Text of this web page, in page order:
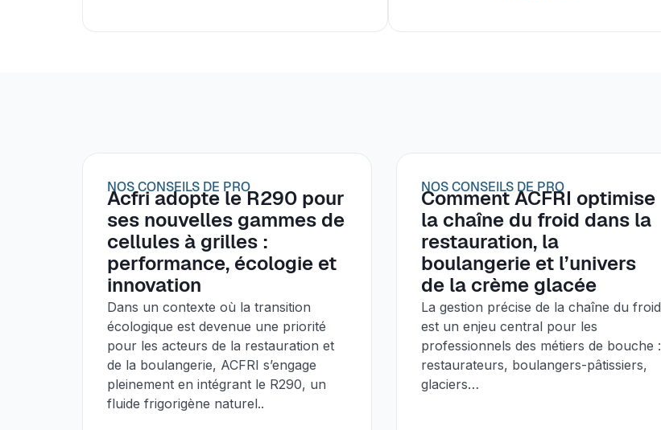
NOS CONSEILS DE PRO
Acfri adopte le R290 pour
ses nouvelles gammes de
cellules à grilles :
performance, écologie et
innovation
Dans un contexte où la transition
écologique est devenue une priorité
pour les acteurs de la restauration et
de la boulangerie, ACFRI s’engage
pleinement en intégrant le R290, un
fluide frigorigène naturel..
NOS CONSEILS DE PRO
Comment ACFRI optimise
la chaîne du froid dans la
restauration, la
boulangerie et l’univers
de la crème glacée
La gestion précise de la chaîne du froid
est un enjeu central pour les
professionnels des métiers de bouche :
restaurateurs, boulangers-pâtissiers,
glaciers…